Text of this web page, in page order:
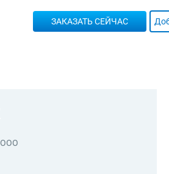
ЗАКАЗАТЬ СЕЙЧАС
ООО